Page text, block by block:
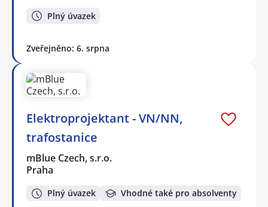
Plný úvazek
Zveřejněno: 6. srpna
Elektroprojektant - VN/NN,
trafostanice
mBlue Czech, s.r.o.
Praha
Plný úvazek Vhodné také pro absolventy